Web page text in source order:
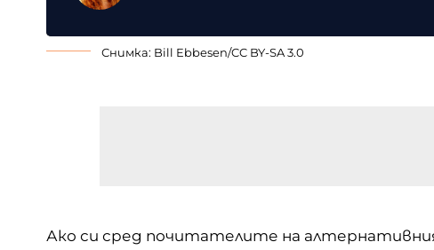
Снимка: Bill Ebbesen/CC BY-SA 3.0
Ако си сред почитателите на